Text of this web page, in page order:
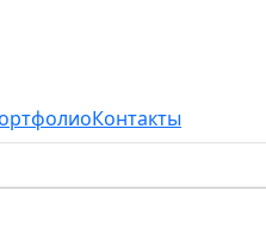
Контакты